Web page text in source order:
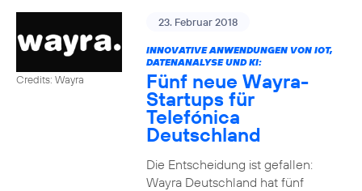
Credits: Wayra
23. Februar 2018
INNOVATIVE ANWENDUNGEN VON IOT,
DATENANALYSE UND KI:
Fünf neue Wayra-
Startups für
Telefónica
Deutschland
Die Entscheidung ist gefallen:
Wayra Deutschland hat fünf